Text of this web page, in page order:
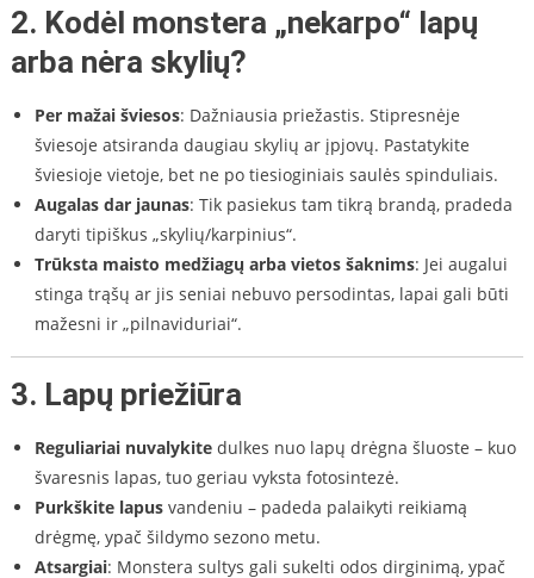
2. Kodėl monstera „nekarpo“ lapų
arba nėra skylių?
Per mažai šviesos: Dažniausia priežastis. Stipresnėje
šviesoje atsiranda daugiau skylių ar įpjovų. Pastatykite
šviesioje vietoje, bet ne po tiesioginiais saulės spinduliais.
Augalas dar jaunas: Tik pasiekus tam tikrą brandą, pradeda
daryti tipiškus „skylių/karpinius“.
Trūksta maisto medžiagų arba vietos šaknims: Jei augalui
stinga trąšų ar jis seniai nebuvo persodintas, lapai gali būti
mažesni ir „pilnaviduriai“.
3. Lapų priežiūra
Reguliariai nuvalykitedulkes nuo lapų drėgna šluoste – kuo
švaresnis lapas, tuo geriau vyksta fotosintezė.
Purkškite lapusvandeniu – padeda palaikyti reikiamą
drėgmę, ypač šildymo sezono metu.
Atsargiai: Monstera sultys gali sukelti odos dirginimą, ypač